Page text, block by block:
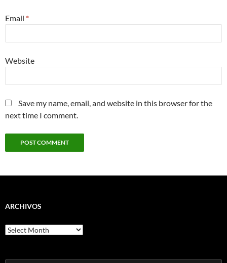
Email *
Website
Save my name, email, and website in this browser for the
next time I comment.
ARCHIVOS
Archivos